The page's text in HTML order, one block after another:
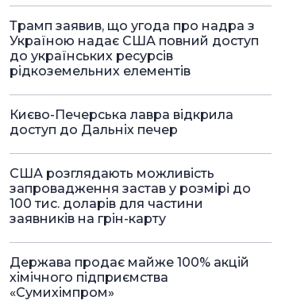
Трамп заявив, що угода про надра з
Україною надає США повний доступ
до українських ресурсів
рідкоземельних елементів
Києво-Печерська лавра відкрила
доступ до Дальніх печер
США розглядають можливість
запровадження застав у розмірі до
100 тис. доларів для частини
заявників на грін-карту
Держава продає майже 100% акцій
хімічного підприємства
«Сумихімпром»